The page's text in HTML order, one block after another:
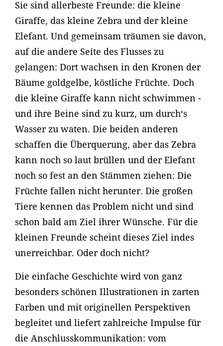
Sie sind allerbeste Freunde: die kleine
Giraffe, das kleine Zebra und der kleine
Elefant. Und gemeinsam träumen sie davon,
auf die andere Seite des Flusses zu
gelangen: Dort wachsen in den Kronen der
Bäume goldgelbe, köstliche Früchte. Doch
die kleine Giraffe kann nicht schwimmen -
und ihre Beine sind zu kurz, um durch‘s
Wasser zu waten. Die beiden anderen
schaffen die Überquerung, aber das Zebra
kann noch so laut brüllen und der Elefant
noch so fest an den Stämmen ziehen: Die
Früchte fallen nicht herunter. Die großen
Tiere kennen das Problem nicht und sind
schon bald am Ziel ihrer Wünsche. Für die
kleinen Freunde scheint dieses Ziel indes
unerreichbar. Oder doch nicht?
Die einfache Geschichte wird von ganz
besonders schönen Illustrationen in zarten
Farben und mit originellen Perspektiven
begleitet und liefert zahlreiche Impulse für
die Anschlusskommunikation: vom